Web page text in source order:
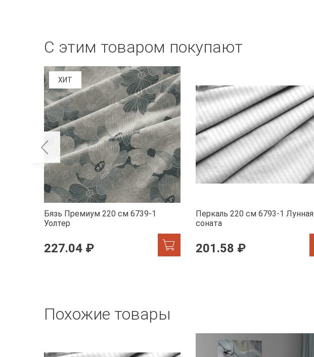
С этим товаром покупают
ХИТ
Бязь Премиум 220 см 6739-1
Уолтер
227.04 ₽
Перкаль 220 см 6793-1 Лунная
соната
201.58 ₽
Похожие товары